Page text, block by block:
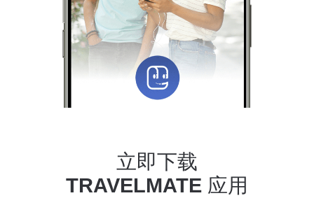
立即下载
TRAVELMATE 应用